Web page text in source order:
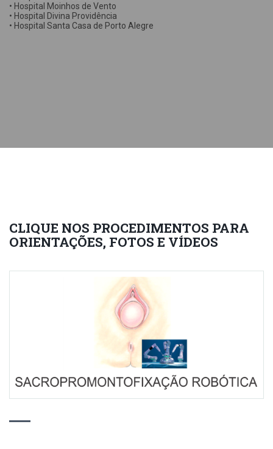
• Hospital Moinhos de Vento
• Hospital Divina Providência
• Hospital Santa Casa de Porto Alegre
CLIQUE NOS PROCEDIMENTOS PARA
ORIENTAÇÕES, FOTOS E VÍDEOS